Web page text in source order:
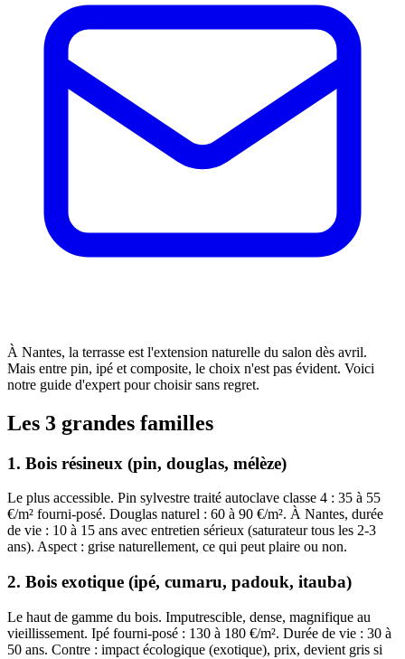
À Nantes, la terrasse est l'extension naturelle du salon dès avril.
Mais entre pin, ipé et composite, le choix n'est pas évident. Voici
notre guide d'expert pour choisir sans regret.
Les 3 grandes familles
1. Bois résineux (pin, douglas, mélèze)
Le plus accessible. Pin sylvestre traité autoclave classe 4 : 35 à 55
€/m² fourni-posé. Douglas naturel : 60 à 90 €/m². À Nantes, durée
de vie : 10 à 15 ans avec entretien sérieux (saturateur tous les 2-3
ans). Aspect : grise naturellement, ce qui peut plaire ou non.
2. Bois exotique (ipé, cumaru, padouk, itauba)
Le haut de gamme du bois. Imputrescible, dense, magnifique au
vieillissement. Ipé fourni-posé : 130 à 180 €/m². Durée de vie : 30 à
50 ans. Contre : impact écologique (exotique), prix, devient gris si